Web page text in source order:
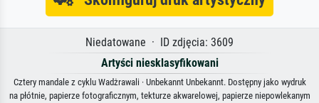
Niedatowane · ID zdjęcia: 3609
Artyści niesklasyfikowani
Cztery mandale z cyklu Wadżrawali · Unbekannt Unbekannt. Dostępny jako wydruk
na płótnie, papierze fotograficznym, tekturze akwarelowej, papierze niepowlekanym